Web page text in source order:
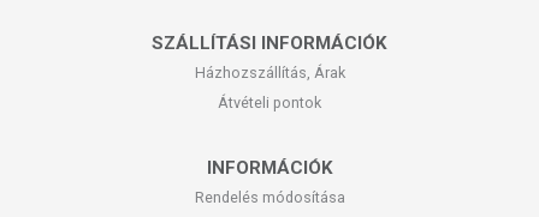
SZÁLLÍTÁSI INFORMÁCIÓK
Házhozszállítás, Árak
Átvételi pontok
INFORMÁCIÓK
Rendelés módosítása